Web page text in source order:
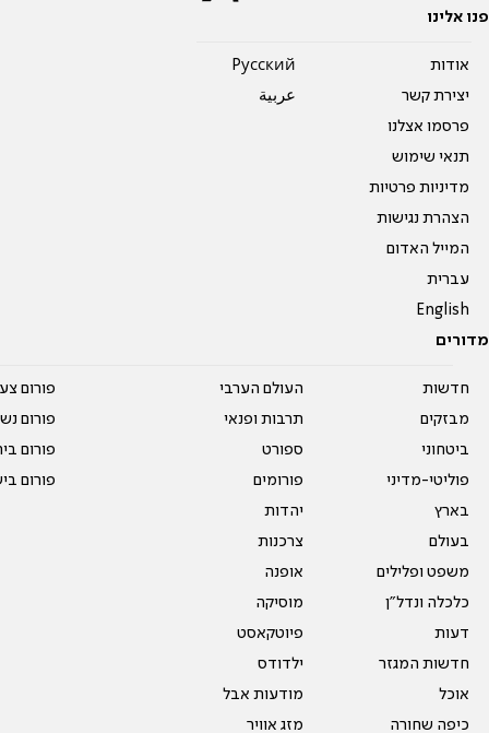
פנו אלינו
אודות
יצירת קשר
פרסמו אצלנו
תנאי שימוש
מדיניות פרטיות
הצהרת נגישות
המייל האדום
עברית
English
Pусский
عربية
מדורים
חדשות
מבזקים
ביטחוני
פוליטי-מדיני
בארץ
בעולם
משפט ופלילים
כלכלה ונדל"ן
דעות
חדשות המגזר
אוכל
כיפה שחורה
העולם הערבי
תרבות ופנאי
ספורט
פורומים
יהדות
צרכנות
אופנה
מוסיקה
פיוטקאסט
ילדודס
מודעות אבל
מזג אוויר
פורום
פורום
פורום
פורום